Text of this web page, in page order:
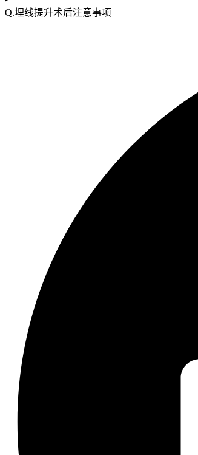
Q.埋线提升术后注意事项